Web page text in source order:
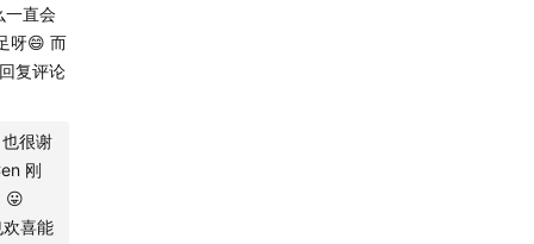
一直会
😄 而
很谢
刚
😛
喜能